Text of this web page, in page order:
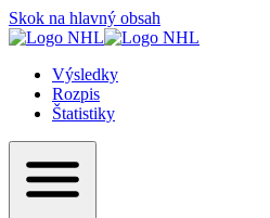
Skok na hlavný obsah
Výsledky
Rozpis
Štatistiky